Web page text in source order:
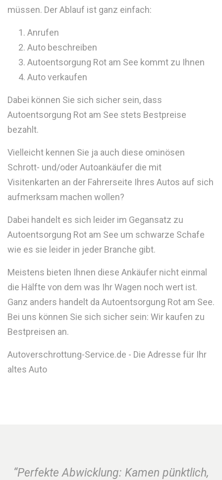
müssen. Der Ablauf ist ganz einfach:
Anrufen
Auto beschreiben
Autoentsorgung Rot am See kommt zu Ihnen
Auto verkaufen
Dabei können Sie sich sicher sein, dass
Autoentsorgung Rot am See stets Bestpreise
bezahlt.
Vielleicht kennen Sie ja auch diese ominösen
Schrott- und/oder Autoankäufer die mit
Visitenkarten an der Fahrerseite Ihres Autos auf sich
aufmerksam machen wollen?
Dabei handelt es sich leider im Gegansatz zu
Autoentsorgung Rot am See um schwarze Schafe
wie es sie leider in jeder Branche gibt.
Meistens bieten Ihnen diese Ankäufer nicht einmal
die Hälfte von dem was Ihr Wagen noch wert ist.
Ganz anders handelt da Autoentsorgung Rot am See.
Bei uns können Sie sich sicher sein: Wir kaufen zu
Bestpreisen an.
Autoverschrottung-Service.de - Die Adresse für Ihr
altes Auto
“Perfekte Abwicklung: Kamen pünktlich,